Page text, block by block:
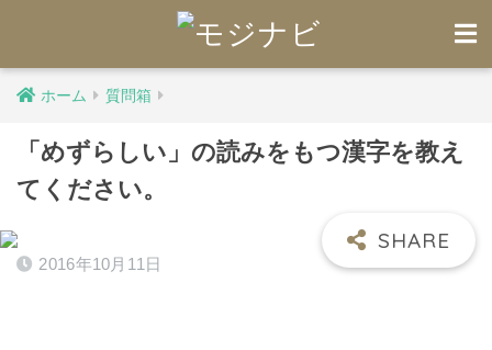
ホーム 質問箱
「めずらしい」の読みをもつ漢字を教え
てください。
2016年10月11日